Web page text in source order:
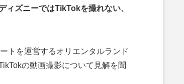
ィズニーではTikTokを撮れない、
トを運営するオリエンタルランド
の動画撮影について見解を聞